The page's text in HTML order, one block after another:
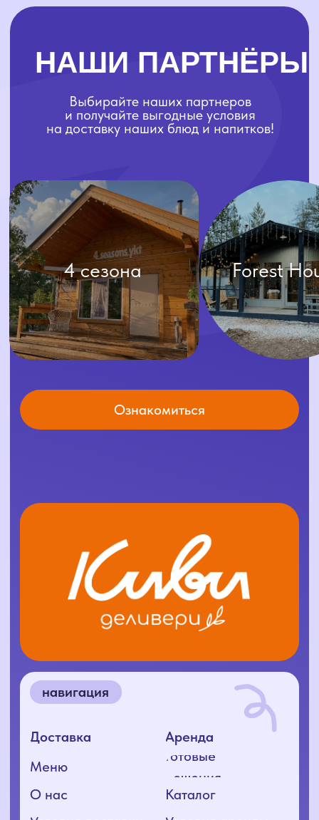
ООО «КИВИ+», 2025
ОГРН 1241400004416
контакты
соцсети
навигация
+7 (924) 596-38-86
+7 (4112) 25-44-33
Меню
О нас
Политика конфиденциальности
Разработка сайта: nnova.ya
Согласие на обработку ПД
Условия доставки
Отзывы
решения
Каталог
Условия аренды
Условия доставки